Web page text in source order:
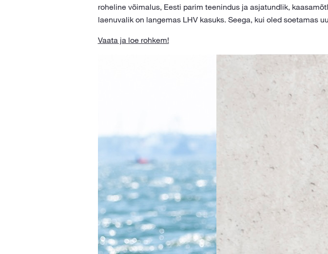
roheline võimalus, Eesti parim teenindus ja asjatundlik,
laenuvalik on langemas LHV kasuks. Seega, kui oled soetamas
Vaata ja loe rohkem!